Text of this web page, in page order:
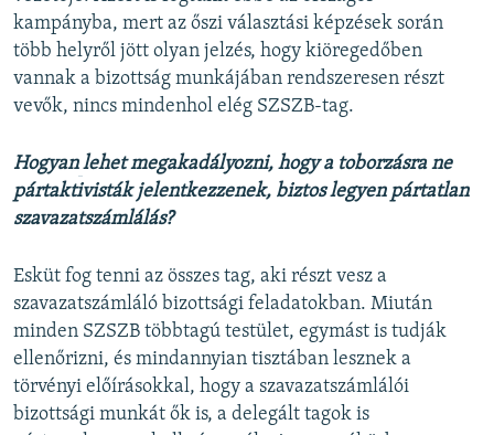
kampányba, mert az őszi választási képzések során
több helyről jött olyan jelzés, hogy kiöregedőben
vannak a bizottság munkájában rendszeresen részt
vevők, nincs mindenhol elég SZSZB-tag.
Hogyan lehet megakadályozni, hogy a toborzásra ne
pártaktivisták jelentkezzenek, biztos legyen pártatlan
szavazatszámlálás?
Esküt fog tenni az összes tag, aki részt vesz a
szavazatszámláló bizottsági feladatokban. Miután
minden SZSZB többtagú testület, egymást is tudják
ellenőrizni, és mindannyian tisztában lesznek a
törvényi előírásokkal, hogy a szavazatszámlálói
bizottsági munkát ők is, a delegált tagok is